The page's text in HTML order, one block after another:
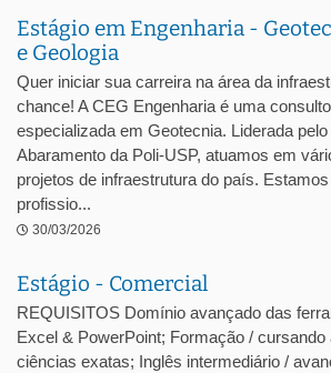
Estágio em Engenharia -
e Geologia
Quer iniciar sua carreira na área da
chance! A CEG Engenharia é uma
especializada em Geotecnia. Liderada
Abaramento da Poli-USP, atuamos em
projetos de infraestrutura do país.
profissio...
30/03/2026
Estágio - Comercial
REQUISITOS Domínio avançado das
Excel & PowerPoint; Formação /
ciências exatas; Inglês intermediário /